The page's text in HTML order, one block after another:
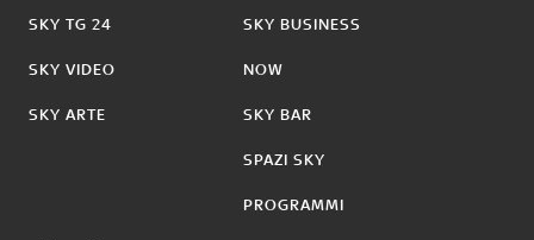
SKY TG 24
SKY VIDEO
SKY ARTE
SKY BUSINESS
NOW
SKY BAR
SPAZI SKY
PROGRAMMI